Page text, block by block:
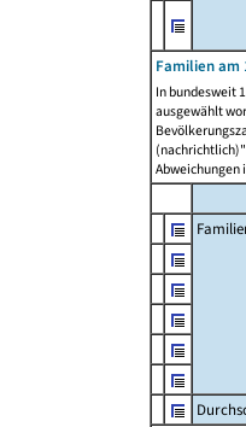
Familien am
In bundesweit
ausgewählt
Abweichungen